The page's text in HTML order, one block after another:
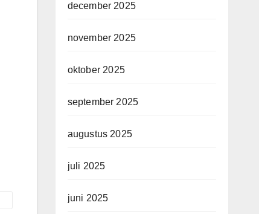
december 2025
november 2025
oktober 2025
september 2025
augustus 2025
juli 2025
juni 2025